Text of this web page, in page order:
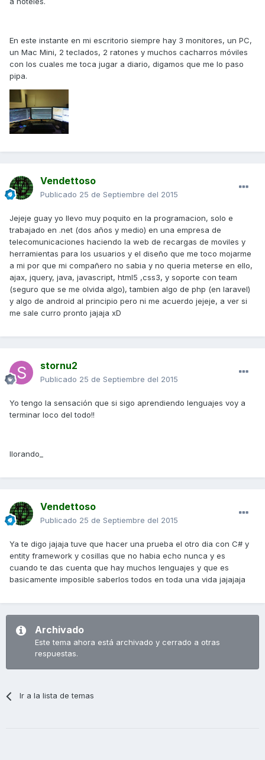
En este instante en mi escritorio siempre hay 3 monitores, un PC,
un Mac Mini, 2 teclados, 2 ratones y muchos cacharros móviles
con los cuales me toca jugar a diario, digamos que me lo paso
pipa.
Vendettoso
Publicado 25 de Septiembre del 2015
Jejeje guay yo llevo muy poquito en la programacion, solo e
trabajado en .net (dos años y medio) en una empresa de
telecomunicaciones haciendo la web de recargas de moviles y
herramientas para los usuarios y el diseño que me toco mojarme
a mi por que mi compañero no sabia y no queria meterse en ello,
ajax, jquery, java, javascript, html5 ,css3, y soporte con team
(seguro que se me olvida algo), tambien algo de php (en laravel)
y algo de android al principio pero ni me acuerdo jejeje, a ver si
me sale curro pronto jajaja xD
stornu2
Publicado 25 de Septiembre del 2015
Yo tengo la sensación que si sigo aprendiendo lenguajes voy a
terminar loco del todo!!
llorando_
Vendettoso
Publicado 25 de Septiembre del 2015
Ya te digo jajaja tuve que hacer una prueba el otro dia con C# y
entity framework y cosillas que no habia echo nunca y es
cuando te das cuenta que hay muchos lenguajes y que es
basicamente imposible saberlos todos en toda una vida jajajaja
Archivado
Este tema ahora está archivado y cerrado a otras
respuestas.
Ir a la lista de temas